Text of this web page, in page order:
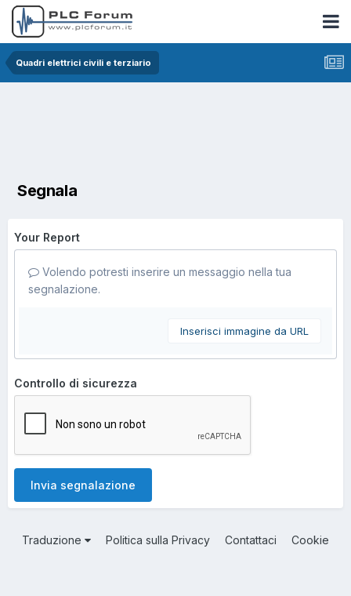
Quadri elettrici civili e terziario
Segnala
Your Report
Volendo potresti inserire un messaggio nella tua
segnalazione.
Inserisci immagine da URL
Controllo di sicurezza
Invia segnalazione
Traduzione Politica sulla Privacy Contattaci Cookie